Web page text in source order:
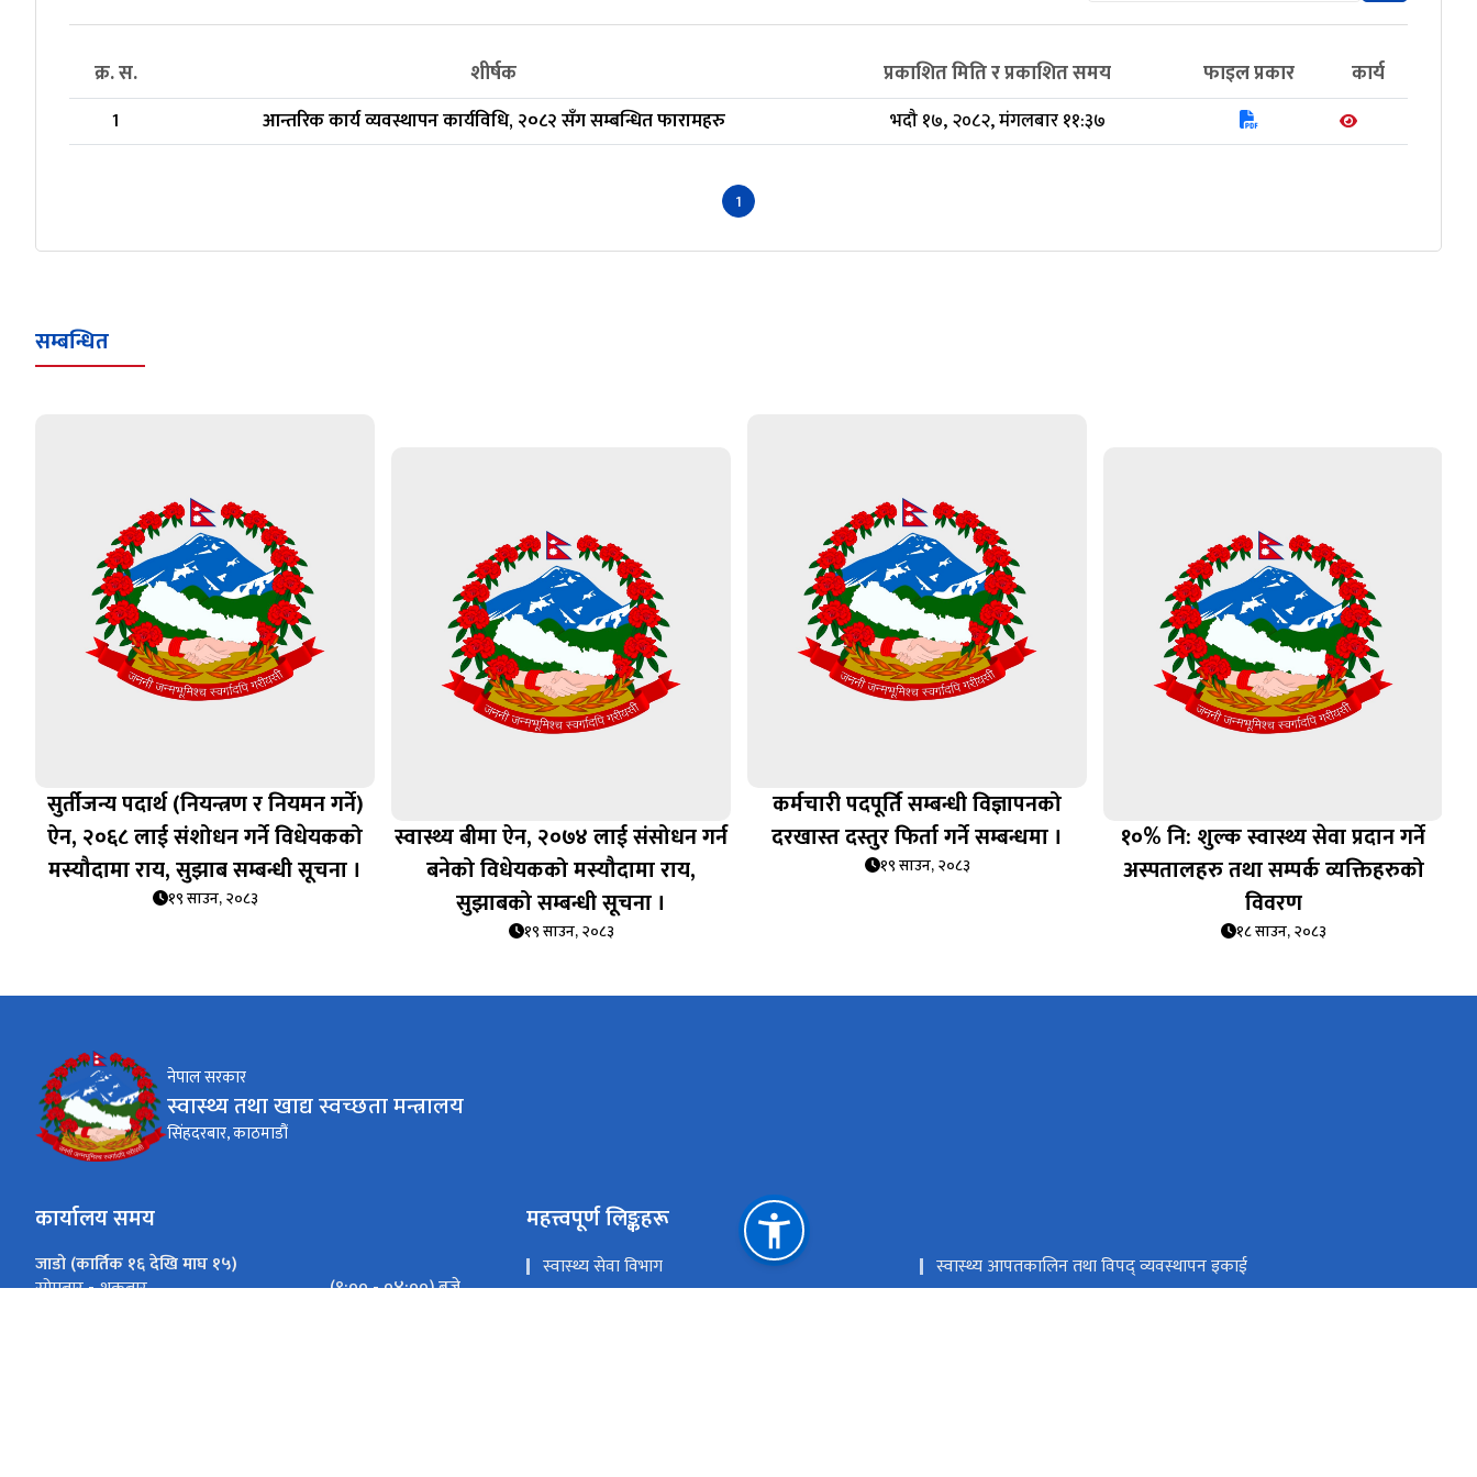
क्र. स. शीर्षक प्रकाशित मिति र प्रकाशित समय फाइल प्रकार कार्य
1 आन्तरिक कार्य व्यवस्थापन कार्यविधि, २०८२ सँग सम्बन्धित फारामहरु भदौ १७, २०८२, मंगलबार ११:३७
1
सम्बन्धित
सुर्तीजन्य पदार्थ (नियन्त्रण र नियमन गर्ने)
ऐन, २०६८ लाई संशोधन गर्ने विधेयकको
मस्यौदामा राय, सुझाब सम्बन्धी सूचना ।
१९ साउन, २०८३
स्वास्थ्य बीमा ऐन, २०७४ लाई संसोधन गर्न
बनेको विधेयकको मस्यौदामा राय,
सुझाबको सम्बन्धी सूचना ।
१९ साउन, २०८३
कर्मचारी पदपूर्ति सम्बन्धी विज्ञापनको
दरखास्त दस्तुर फिर्ता गर्ने सम्बन्धमा ।
१९ साउन, २०८३
१०% नि: शुल्क स्वास्थ्य सेवा प्रदान गर्ने
अस्पतालहरु तथा सम्पर्क व्यक्तिहरुको
विवरण
१८ साउन, २०८३
नेपाल सरकार
स्वास्थ्य तथा खाद्य स्वच्छता मन्त्रालय
सिंहदरबार, काठमाडौं
कार्यालय समय
जाडो (कार्तिक १६ देखि माघ १५)
सोमबार - शुक्रबार
(९:०० - ०४:००) बजे
महत्त्वपूर्ण लिङ्कहरू
स्वास्थ्य सेवा विभाग
स्वास्थ्य आपतकालिन तथा विपद् व्यवस्थापन इकाई